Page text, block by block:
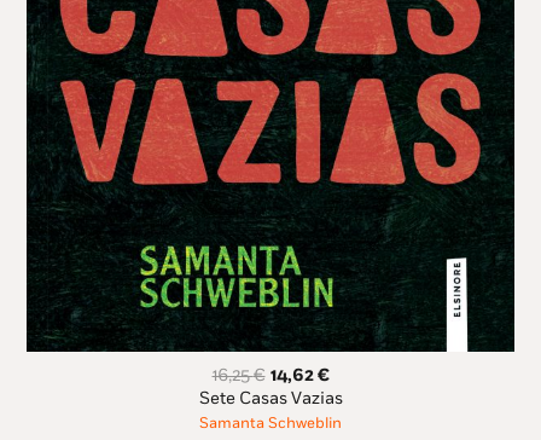
16,25€ O
preço
original
14,62€O
preço
atual
Sete Casas Vazias
Samanta Schweblin